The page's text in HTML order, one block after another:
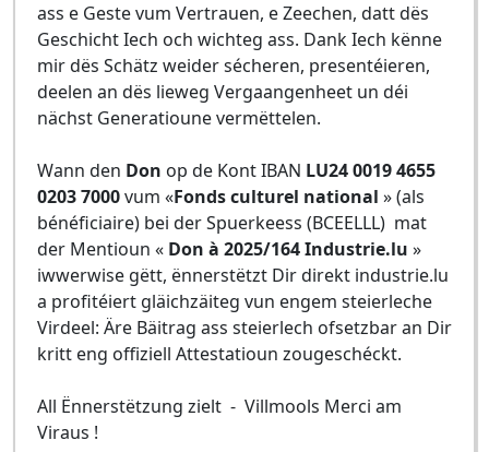
ass e Geste vum Vertrauen, e Zeechen, datt dës
Geschicht Iech och wichteg ass. Dank Iech kënne
mir dës Schätz weider sécheren, presentéieren,
deelen an dës lieweg Vergaangenheet un déi
nächst Generatioune vermëttelen.
Wann den Don op de Kont IBAN LU24 0019 4655
0203 7000vum «Fonds culturel national » (als
bénéficiaire) bei der Spuerkeess (BCEELLL) mat
der Mentioun « Don à 2025/164 Industrie.lu »
iwwerwise gëtt, ënnerstëtzt Dir direkt industrie.lu
a profitéiert gläichzäiteg vun engem steierleche
Virdeel: Äre Bäitrag ass steierlech ofsetzbar an Dir
kritt eng offiziell Attestatioun zougeschéckt.
All Ënnerstëtzung zielt - Villmools Merci am
Viraus !